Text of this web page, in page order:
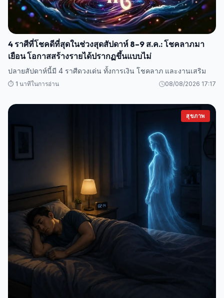
4 ราศีที่โชคดีที่สุดในช่วงสุดสัปดาห์ 8–9 ส.ค.: โชคลาภมา
เยือน โอกาสสร้างรายได้ปรากฏขึ้นแบบไม่
ปลายสัปดาห์นี้มี 4 ราศีดวงเด่น ทั้งการเงิน โชคลาภ และงานเสริม
⏱️ 1 นาทีในการอ่าน 08/08/2026 17:17
สุขภาพ